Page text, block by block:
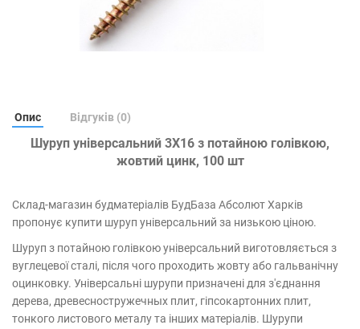
Опис Відгуків (0)
Шуруп універсальний 3Х16 з потайною голівкою,
жовтий цинк, 100 шт
Склад-магазин будматеріалів БудБаза Абсолют Харків
пропонує купити шуруп універсальний за низькою ціною.
Шуруп з потайною голівкою універсальний виготовляється з
вуглецевої сталі, після чого проходить жовту або гальванічну
оцинковку. Універсальні шурупи призначені для з'єднання
дерева, древесностружечных плит, гіпсокартонних плит,
тонкого листового металу та інших матеріалів. Шурупи